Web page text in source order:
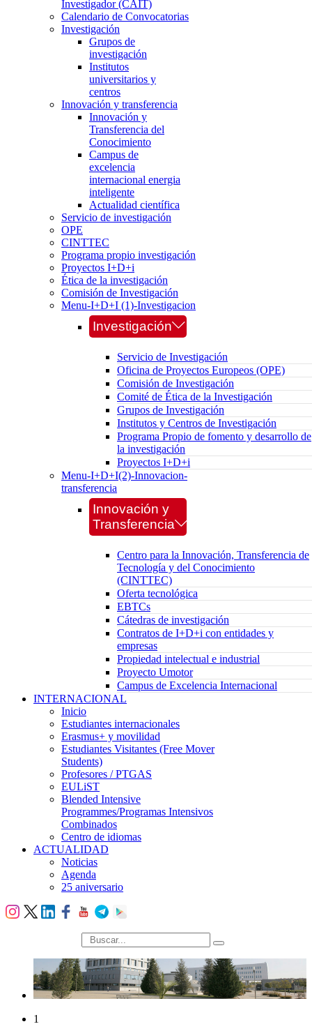
Investigador (CAIT)
Calendario de Convocatorias
Investigación
Grupos de
investigación
Institutos
universitarios y
centros
Innovación y transferencia
Innovación y
Transferencia del
Conocimiento
Campus de
excelencia
internacional energia
inteligente
Actualidad científica
Servicio de investigación
OPE
CINTTEC
Programa propio investigación
Proyectos I+D+i
Ética de la investigación
Comisión de Investigación
Menu-I+D+I (1)-Investigacion
Investigación
Servicio de Investigación
Oficina de Proyectos Europeos (OPE)
Comisión de Investigación
Comité de Ética de la Investigación
Grupos de Investigación
Institutos y Centros de Investigación
Programa Propio de fomento y desarrollo de
la investigación
Proyectos I+D+i
Menu-I+D+I(2)-Innovacion-
transferencia
Innovación y
Transferencia
Centro para la Innovación, Transferencia de
Tecnología y del Conocimiento
(CINTTEC)
Oferta tecnológica
EBTCs
Cátedras de investigación
Contratos de I+D+i con entidades y
empresas
Propiedad intelectual e industrial
Proyecto Umotor
Campus de Excelencia Internacional
INTERNACIONAL
Inicio
Estudiantes internacionales
Erasmus+ y movilidad
Estudiantes Visitantes (Free Mover
Students)
Profesores / PTGAS
EULiST
Blended Intensive
Programmes/Programas Intensivos
Combinados
Centro de idiomas
ACTUALIDAD
Noticias
Agenda
25 aniversario
búsqueda
1